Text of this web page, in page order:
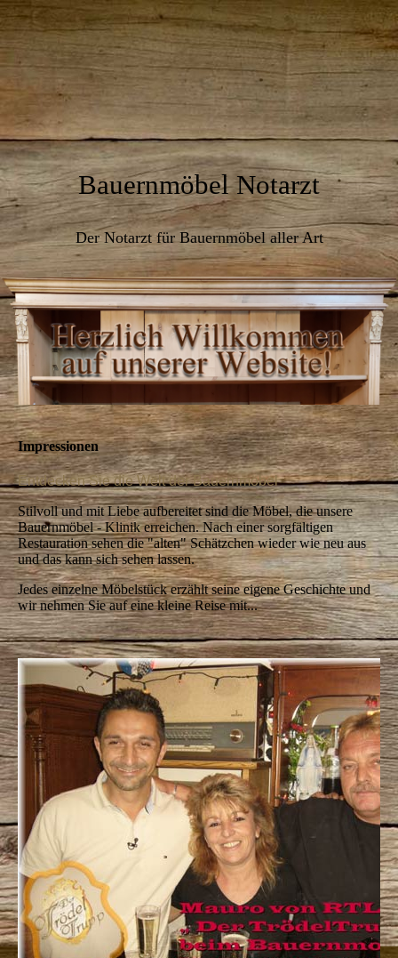
Bauernmöbel Notarzt
Der Notarzt für Bauernmöbel aller Art
Impressionen
Entdecken Sie die Welt der Bauernmöbel
Stilvoll und mit Liebe aufbereitet sind die Möbel, die unsere
Bauernmöbel - Klinik erreichen. Nach einer sorgfältigen
Restauration sehen die "alten" Schätzchen wieder wie neu aus
und das kann sich sehen lassen.
Jedes einzelne Möbelstück erzählt seine eigene Geschichte und
wir nehmen Sie auf eine kleine Reise mit...